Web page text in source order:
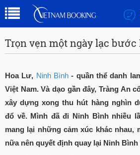
Trọn vẹn một ngày lạc
Hoa Lư, Ninh Bình - quần thể danh
Việt Nam. Và dạo gần đây, Tràng An
xây dựng xong thu hút hàng nghìn
đổ về. Mình đã đi Ninh Bình nhiều
mang lại những cảm xúc khác nhau,
nữa nên quyết định quay lại Ninh Bình